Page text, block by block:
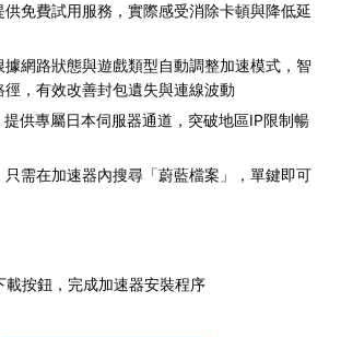
供免費試用服務，實際感受消除卡頓與降低延
據網路狀態與遊戲類型自動調整加速模式，智
，有效改善封包遺失與連線波動
提供專屬日本伺服器通道，突破地區IP限制暢
只需在加速器內搜尋「蔚藍檔案」，單鍵即可
載按鈕，完成加速器安裝程序